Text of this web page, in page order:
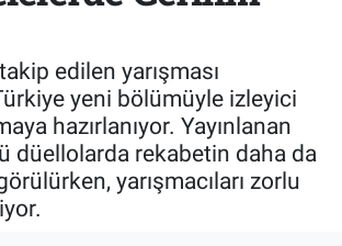
edilen yarışması
yeni bölümüyle izleyici
hazırlanıyor. Yayınlanan
düellolarda rekabetin daha da
yarışmacıları zorlu